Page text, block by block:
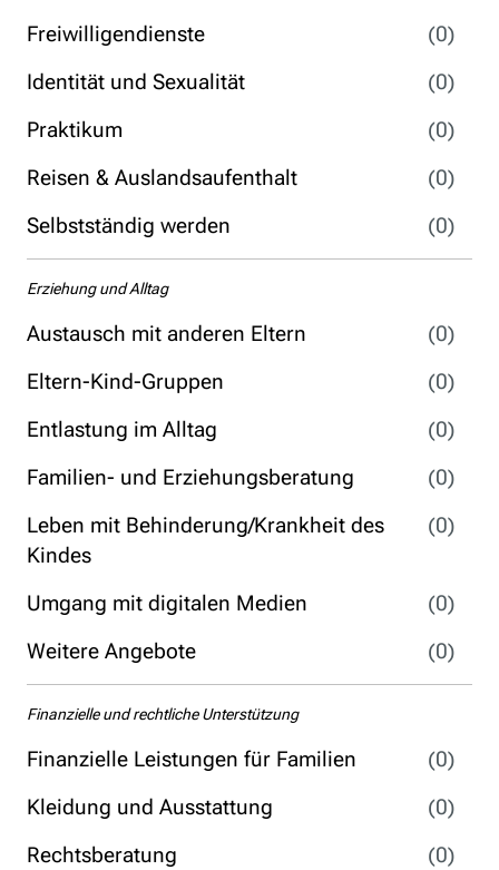
Freiwilligendienste
(0)
Identität und Sexualität
(0)
Praktikum
(0)
Reisen & Auslandsaufenthalt
(0)
Selbstständig werden
(0)
Erziehung und Alltag
Austausch mit anderen Eltern
(0)
Eltern-Kind-Gruppen
(0)
Entlastung im Alltag
(0)
Familien- und Erziehungsberatung
(0)
Leben mit Behinderung/Krankheit des
Kindes
(0)
Umgang mit digitalen Medien
(0)
Weitere Angebote
(0)
Finanzielle und rechtliche Unterstützung
Finanzielle Leistungen für Familien
(0)
Kleidung und Ausstattung
(0)
Rechtsberatung
(0)